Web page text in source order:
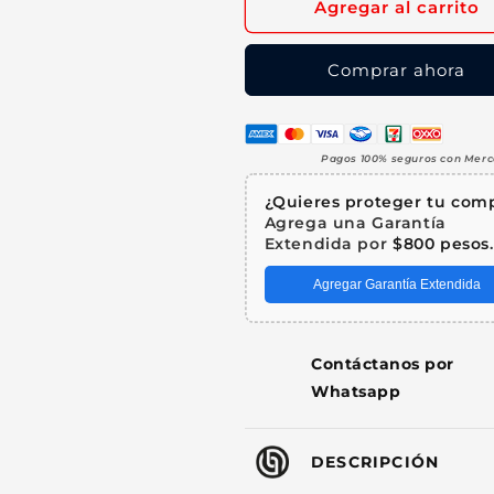
Amplificador
Bluetooth
4
Bocinas
Ambientales
5.25&quot;
Blancas
Audio
Comercial
Steelpro
Kit
Amplificador
Bluetooth
Bocinas
Ambientales
5.25&quot;
Blancas
Audio
Comercial
Steelpro
Agregar al carrito
Comprar ahora
Pagos 100% seguros con
¿Quieres proteger tu
Agrega una Garantía
Extendida por $800 pesos.
Agregar Garantía Extendida
Contáctanos por
Whatsapp
DESCRIPCIÓN